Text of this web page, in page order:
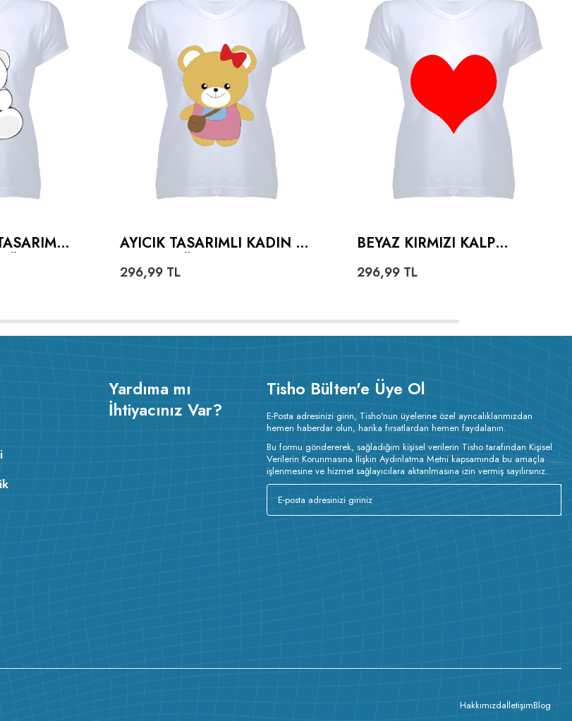
AYICIK TASARIMLI KADIN V
296,99 TL
BEYAZ KIRMIZI KALP
TIŞÖRT
296,99 TL
Yardıma mı
İhtiyacınız Var?
Tisho Bülten'e Üye Ol
E-Posta adresinizi girin, Tisho'nun üyelerine özel ayrıcalıklarımızdan
hemen haberdar olun, harika fırsatlardan hemen faydalanın.
Bu formu göndererek, sağladığım kişisel verilerin Tisho tarafından Kişisel
Verilerin Korunmasına İlişkin Aydınlatma Metni kapsamında bu amaçla
işlenmesine ve hizmet sağlayıcılara aktarılmasına izin vermiş sayılırsınız.
HakkımızdaİletişimBlog